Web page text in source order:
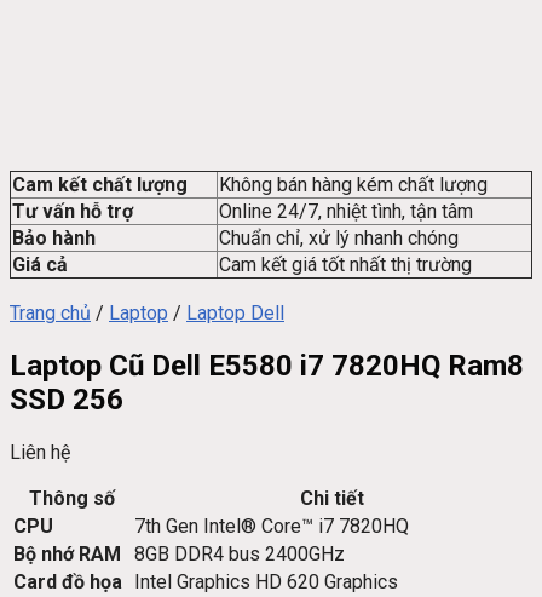
Cam kết chất lượng
Không bán hàng kém chất lượng
Tư vấn hỗ trợ
Online 24/7, nhiệt tình, tận tâm
Bảo hành
Chuẩn chỉ, xử lý nhanh chóng
Giá cả
Cam kết giá tốt nhất thị trường
Trang chủ / Laptop / Laptop Dell
Laptop Cũ Dell E5580 i7 7820HQ Ram8
SSD 256
Liên hệ
Thông số
Chi tiết
CPU
7th Gen Intel® Core™ i7 7820HQ
Bộ nhớ RAM
8GB DDR4 bus 2400GHz
Card đồ họa
Intel Graphics HD 620 Graphics